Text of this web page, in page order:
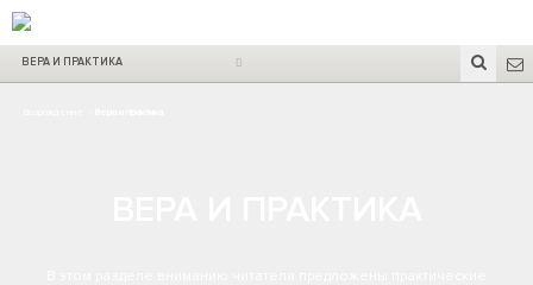
ВЕРА И ПРАКТИКА